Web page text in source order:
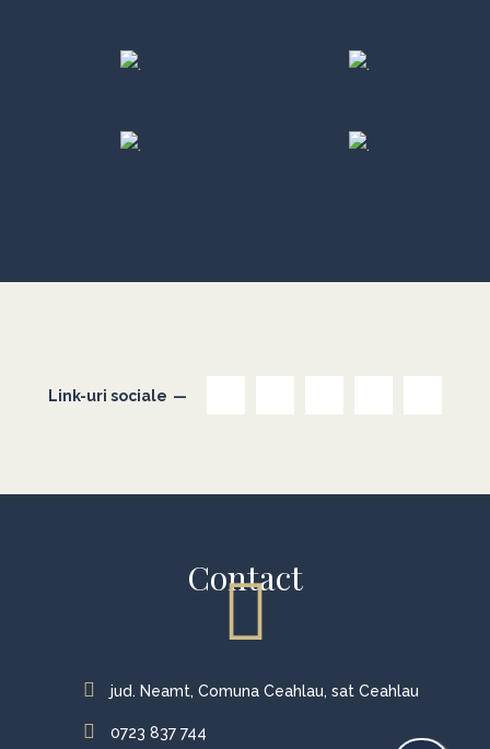
Link-uri sociale
Contact
jud. Neamt, Comuna Ceahlau, sat Ceahlau
0723 837 744